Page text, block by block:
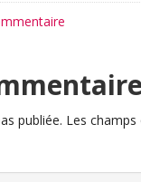
publiée. Les